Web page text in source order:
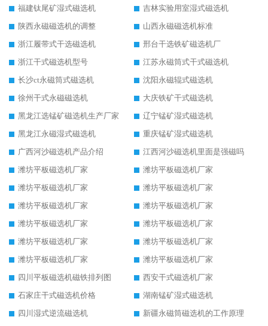
福建钛尾矿湿式磁选机
吉林实验用室湿式磁选机
陕西永磁磁选机的调整
山西永磁磁选机标准
浙江履带式干选磁选机
邢台干选铁矿磁选机厂
浙江干式磁选机型号
江苏永磁筒式干式磁选机
长沙ct永磁筒式磁选机
沈阳永磁辊式磁选机
徐州干式永磁磁选机
大庆铁矿干式磁选机
黑龙江选锰矿磁选机生产厂家
辽宁锰矿湿式磁选机
黑龙江永磁湿式磁选机
重庆锰矿湿式磁选机
广西河沙磁选机产品介绍
江西河沙磁选机里面是强磁吗
潍坊平板磁选机厂家
潍坊平板磁选机厂家
潍坊平板磁选机厂家
潍坊平板磁选机厂家
潍坊平板磁选机厂家
潍坊平板磁选机厂家
潍坊平板磁选机厂家
潍坊平板磁选机厂家
潍坊平板磁选机厂家
潍坊平板磁选机厂家
潍坊平板磁选机厂家
潍坊平板磁选机厂家
四川平板磁选机磁铁排列图
西安干式磁选机厂家
石家庄干式磁选机价格
湖南锰矿湿式磁选机
四川湿式逆流磁选机
新疆永磁筒磁选机的工作原理